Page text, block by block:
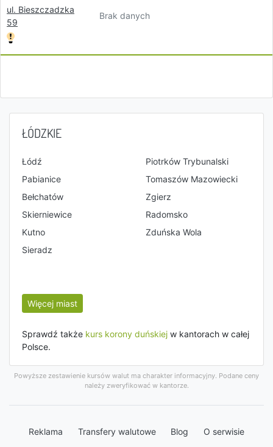
ul. Bieszczadzka
59
Brak danych
ŁÓDZKIE
Łódź
Piotrków Trybunalski
Pabianice
Tomaszów Mazowiecki
Bełchatów
Zgierz
Skierniewice
Radomsko
Kutno
Zduńska Wola
Sieradz
Więcej miast
Sprawdź także kurs korony duńskiej w kantorach w całej
Polsce.
Powyższe zestawienie kursów walut ma charakter informacyjny. Podane ceny
należy zweryfikować w kantorze.
Reklama Transfery walutowe Blog O serwisie